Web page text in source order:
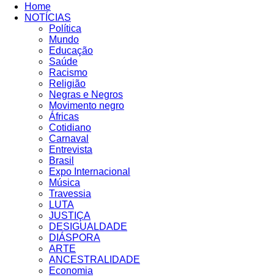
Home
NOTÍCIAS
Política
Mundo
Educação
Saúde
Racismo
Religião
Negras e Negros
Movimento negro
Áfricas
Cotidiano
Carnaval
Entrevista
Brasil
Expo Internacional
Música
Travessia
LUTA
JUSTIÇA
DESIGUALDADE
DIÁSPORA
ARTE
ANCESTRALIDADE
Economia